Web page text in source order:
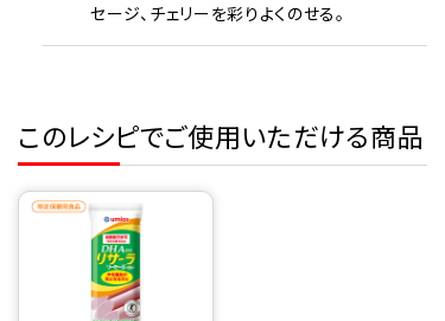
セージ、チェリーを彩りよくのせる。
このレシピでご使用いただける商品